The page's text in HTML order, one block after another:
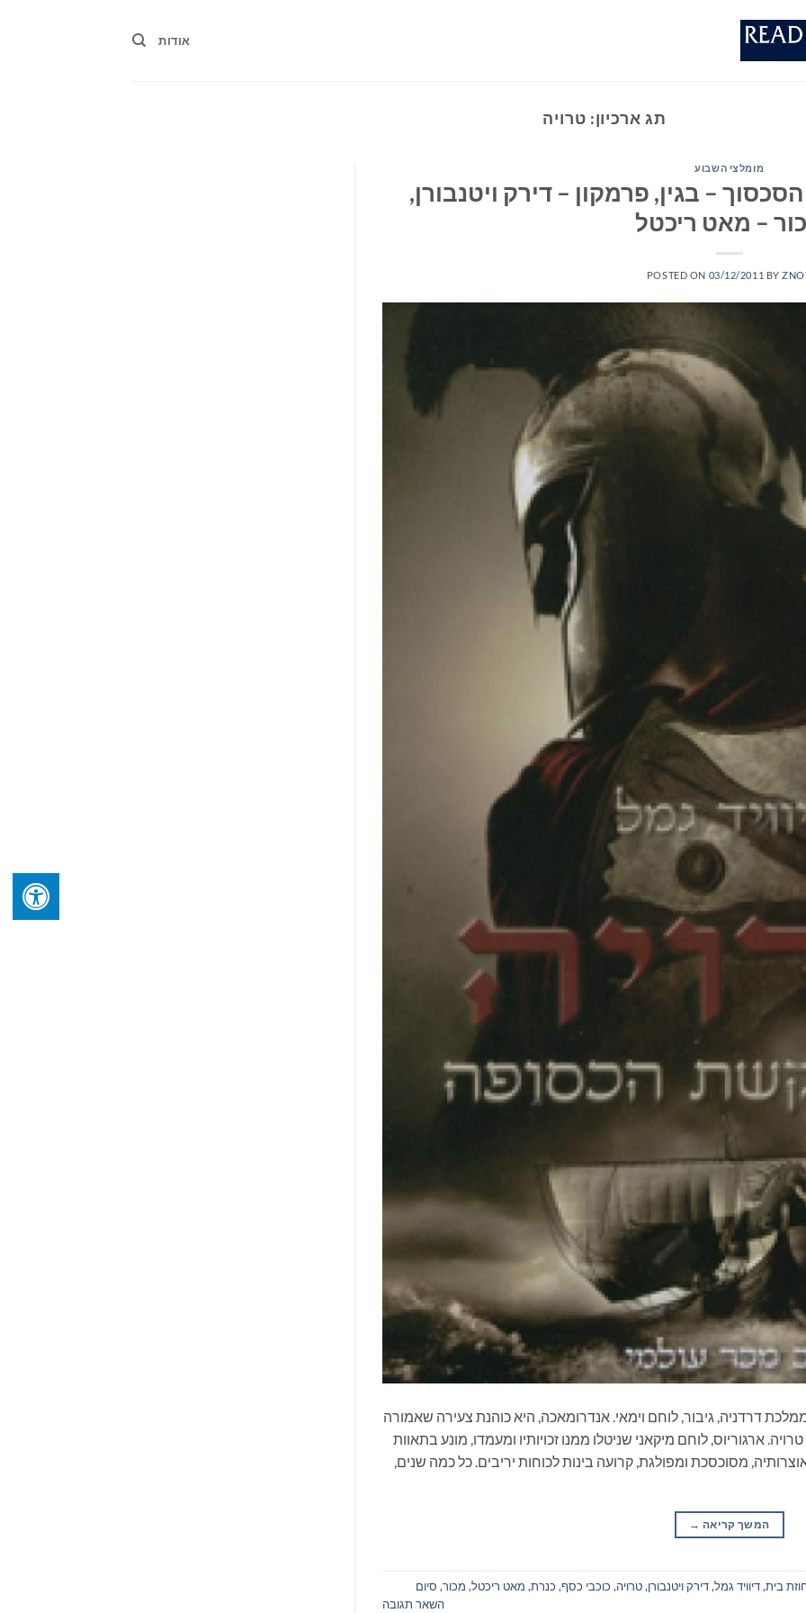
אודות
תג ארכיון: טרויה
מומלצי השבוע
– בגין, פרמקון – דירק ויטנבורן,
– מאט ריכטל
POSTED ON 03/12/2011 BY
דרדניה, גיבור, לוחם וימאי. אנדרומאכה, היא כוהנת צעירה שאמורה
ארגוריוס, לוחם מיקאני שניטלו ממנו זכויותיו ומעמדו, מונע בתאוות
מסוכסכת ומפולגת, קרועה בינות לכוחות יריבים. כל כמה שנים,
המשך קריאה →
בית,דיוויד גמל,דירק ויטנבורן,טרויה, כוכבי כסף, כנרת, מאט ריכטל, מכור, סיום
השאר תגובה